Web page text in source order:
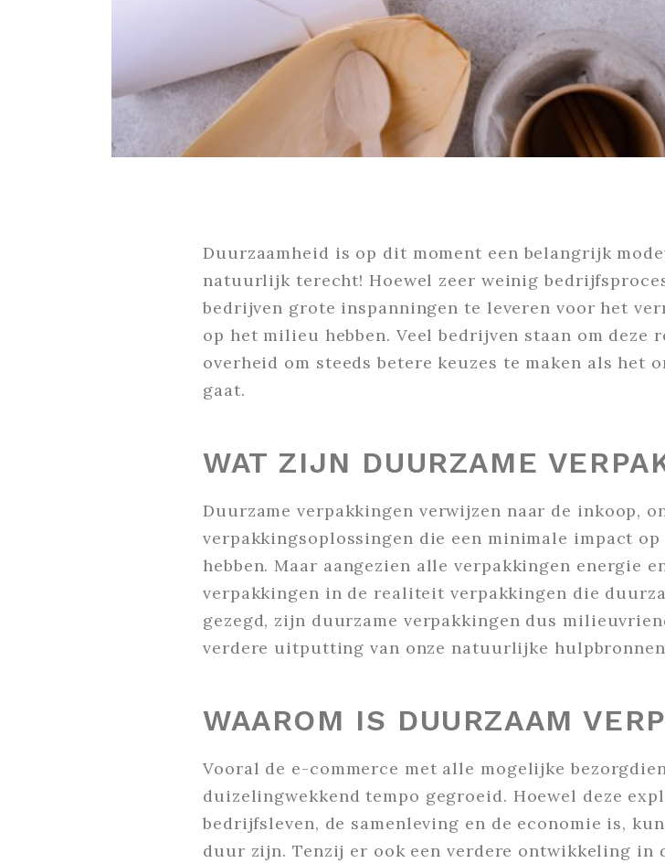
Duurzaamheid is op dit moment een belangrijk
natuurlijk terecht! Hoewel zeer weinig
bedrijven grote inspanningen te leveren voor het
op het milieu hebben. Veel bedrijven staan om deze
overheid om steeds betere keuzes te maken als het
gaat.
WAT ZIJN DUURZAME
Duurzame verpakkingen verwijzen naar de inkoop,
verpakkingsoplossingen die een minimale impact
hebben. Maar aangezien alle verpakkingen energie
verpakkingen in de realiteit verpakkingen die
gezegd, zijn duurzame verpakkingen dus
verdere uitputting van onze natuurlijke
WAAROM IS DUURZAAM
Vooral de e-commerce met alle mogelijke
duizelingwekkend tempo gegroeid. Hoewel deze
bedrijfsleven, de samenleving en de economie is,
duur zijn. Tenzij er ook een verdere ontwikkeling in